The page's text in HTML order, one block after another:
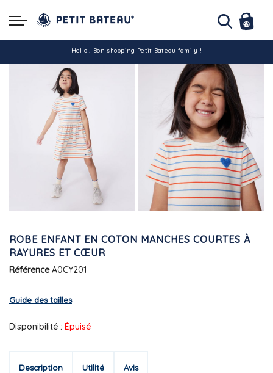
Hello ! Bon shopping Petit Bateau family !
La livraison est assurée partout en Tunisie !
-10% pour tout paiement par carte bancaire (hors promo)
ROBE ENFANT EN COTON MANCHES COURTES À
RAYURES ET CŒUR
Référence A0CY201
Guide des tailles
Disponibilité : Épuisé
Description Utilité Avis